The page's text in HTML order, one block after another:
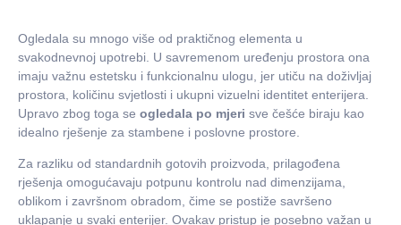
Ogledala su mnogo više od praktičnog elementa u
svakodnevnoj upotrebi. U savremenom uređenju prostora ona
imaju važnu estetsku i funkcionalnu ulogu, jer utiču na doživljaj
prostora, količinu svjetlosti i ukupni vizuelni identitet enterijera.
Upravo zbog toga se ogledala po mjeri sve češće biraju kao
idealno rješenje za stambene i poslovne prostore.
Za razliku od standardnih gotovih proizvoda, prilagođena
rješenja omogućavaju potpunu kontrolu nad dimenzijama,
oblikom i završnom obradom, čime se postiže savršeno
uklapanje u svaki enterijer. Ovakav pristup je posebno važan u